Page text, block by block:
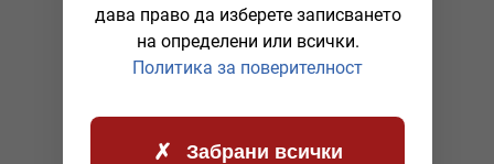
дава право да изберете записването
на определени или всички.
Политика за поверителност
Забрани всички